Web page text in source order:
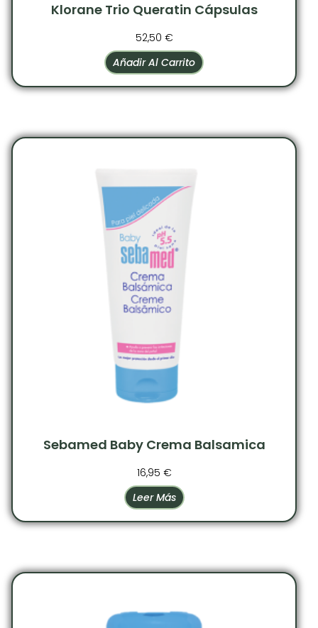
Klorane Trio Queratin Cápsulas
52,50 €
Añadir Al Carrito
Sebamed Baby Crema Balsamica
16,95 €
Leer Más